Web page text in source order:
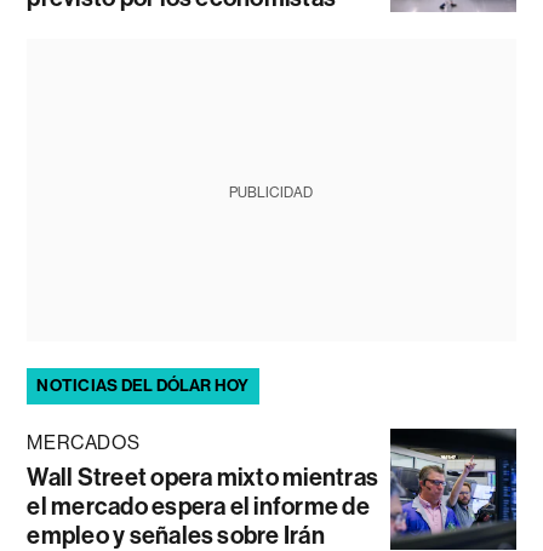
PUBLICIDAD
NOTICIAS DEL DÓLAR HOY
MERCADOS
Wall Street opera mixto mientras
el mercado espera el informe de
empleo y señales sobre Irán